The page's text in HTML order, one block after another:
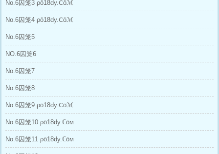
No.6囚笼3 ρō18dy.Ⅽōℳ
No.6囚笼4 ρō18dy.Ⅽōℳ
No.6囚笼5
NO.6囚笼6
No.6囚笼7
No.6囚笼8
No.6囚笼9 ρō18dy.Ⅽōℳ
No.6囚笼10 ρō18dy.ℂōм
No.6囚笼11 ρō18dy.ℂōм